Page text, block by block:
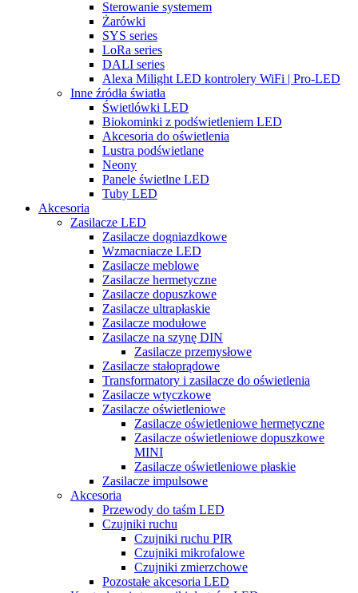
Sterowanie systemem
Żarówki
SYS series
LoRa series
DALI series
Alexa Milight LED kontrolery WiFi | Pro-LED
Inne źródła światła
Świetlówki LED
Biokominki z podświetleniem LED
Akcesoria do oświetlenia
Lustra podświetlane
Neony
Panele świetlne LED
Tuby LED
Akcesoria
Zasilacze LED
Zasilacze dogniazdkowe
Wzmacniacze LED
Zasilacze meblowe
Zasilacze hermetyczne
Zasilacze dopuszkowe
Zasilacze ultrapłaskie
Zasilacze modułowe
Zasilacze na szynę DIN
Zasilacze przemysłowe
Zasilacze stałoprądowe
Transformatory i zasilacze do oświetlenia
Zasilacze wtyczkowe
Zasilacze oświetleniowe
Zasilacze oświetleniowe hermetyczne
Zasilacze oświetleniowe dopuszkowe
MINI
Zasilacze oświetleniowe płaskie
Zasilacze impulsowe
Akcesoria
Przewody do taśm LED
Czujniki ruchu
Czujniki ruchu PIR
Czujniki mikrofalowe
Czujniki zmierzchowe
Pozostałe akcesoria LED